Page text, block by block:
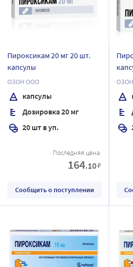
Пироксикам 20 мг 20 шт.
капсулы
ОЗОН ООО
капсулы
Дозировка 20 мг
20 шт в уп.
Последняя цена:
164.10₽
Сообщить о поступлении